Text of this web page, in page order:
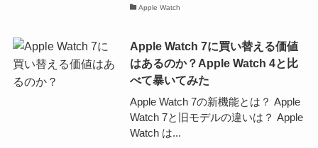
Apple Watch
Apple Watch 7に買い替える価値
はあるのか？Apple Watch 4と比
べて暴いてみた
Apple Watch 7の新機能とは？ Apple
Watch 7と旧モデルの違いは？ Apple
Watch は...